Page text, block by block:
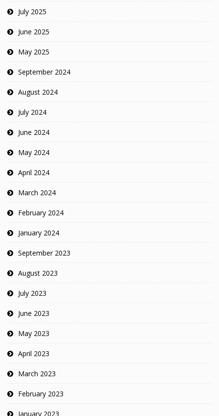
July 2025
June 2025
May 2025
September 2024
August 2024
July 2024
June 2024
May 2024
April 2024
March 2024
February 2024
January 2024
September 2023
August 2023
July 2023
June 2023
May 2023
April 2023
March 2023
February 2023
January 2023